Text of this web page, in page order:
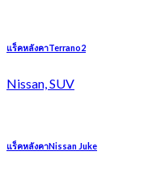
แร็คหลังคาTerrano2
Nissan, SUV
แร็คหลังคาNissan Juke